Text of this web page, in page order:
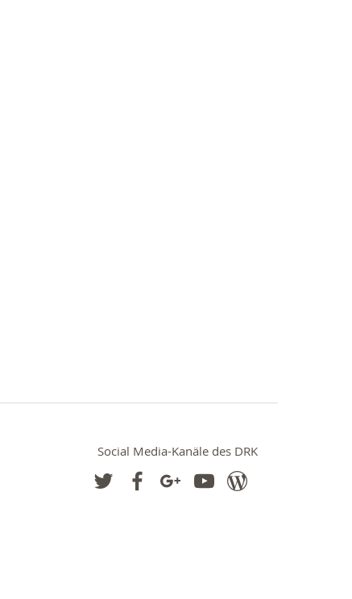
Social Media-Kanäle des DRK